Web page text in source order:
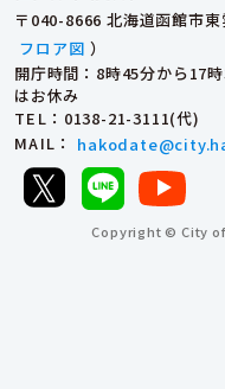
〒040-8666 北海道函館市
フロア図 ）
開庁時間：8時45分から17
はお休み
TEL ：0138-21-3111(代)
MAIL ：
Copyright © City